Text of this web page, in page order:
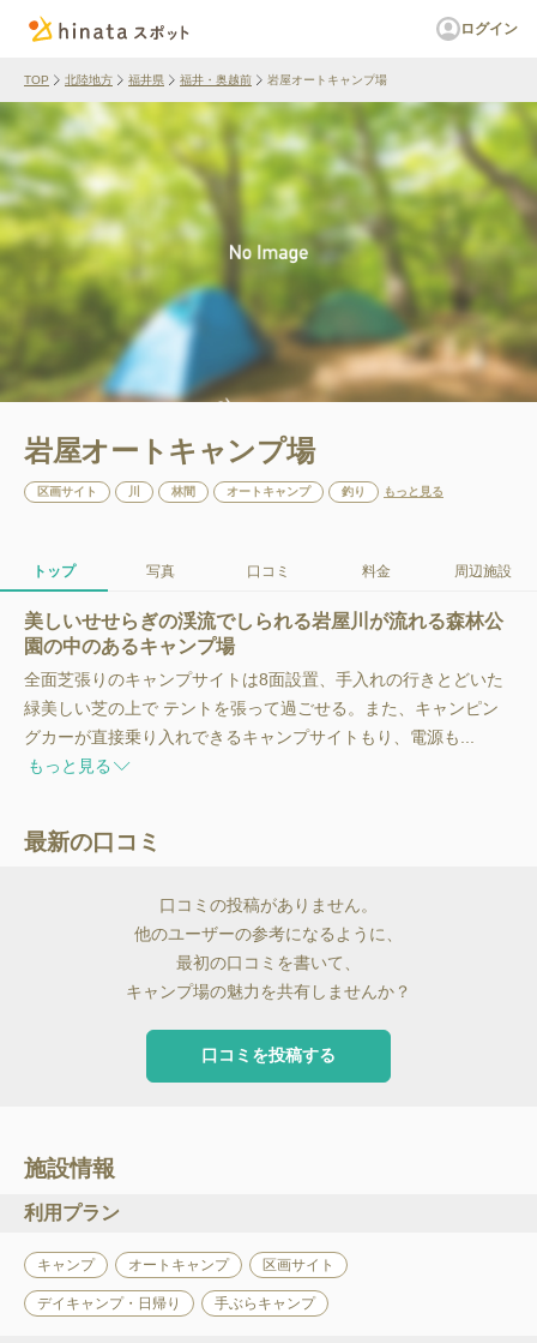
ログイン
TOP 北陸地方 福井県 福井・奥越前 岩屋オートキャンプ場
岩屋オートキャンプ場
区画サイト 林間 オートキャンプ 釣り もっと見る
トップ 写真 口コミ 料金 周辺施設
美しいせせらぎの渓流でしられる岩屋川が流れる森林公
園の中のあるキャンプ場
全面芝張りのキャンプサイトは8面設置、手入れの行きとどいた
緑美しい芝の上で テントを張って過ごせる。また、キャンピン
グカーが直接乗り入れできるキャンプサイトもり、電源も...
もっと見る
最新の口コミ
口コミの投稿がありません。
他のユーザーの参考になるように、
最初の口コミを書いて、
キャンプ場の魅力を共有しませんか？
口コミを投稿する
施設情報
利用プラン
キャンプ オートキャンプ 区画サイト
デイキャンプ・日帰り 手ぶらキャンプ